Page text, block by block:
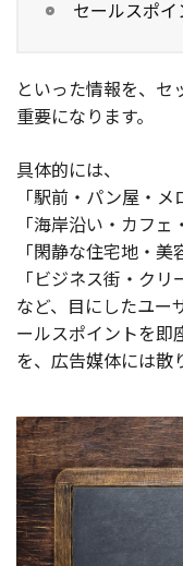
セールスポ
といった情報を、セ
重要になります。
具体的には、
「駅前・パン屋・メ
「海岸沿い・カフェ
「閑静な住宅地・
「ビジネス街・ク
など、目にしたユー
ールスポイントを即
を、広告媒体には散